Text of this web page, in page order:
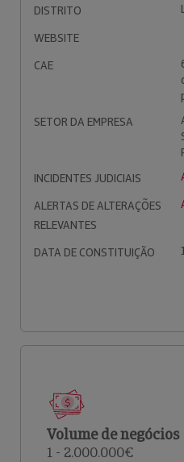
DISTRITO
WEBSITE
CAE
SETOR DA EMPRESA
INCIDENTES JUDICIAIS
ALERTAS DE ALTERAÇÕES
RELEVANTES
DATA DE CONSTITUIÇÃO
Volume de negócios
1 - 2.000.000€